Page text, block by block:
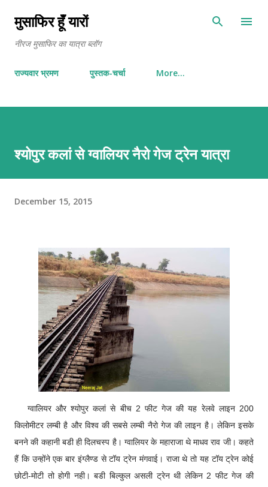
मुसाफिर हूँ यारों
नीरज मुसाफिर का यात्रा ब्लॉग
राज्यवार भ्रमण पुस्तक-चर्चा More…
श्योपुर कलां से ग्वालियर नैरो गेज ट्रेन यात्रा
December 15, 2015
ग्वालियर और श्योपुर कलां से बीच 2 फीट गेज की यह रेलवे लाइन 200
किलोमीटर लम्बी है और विश्व की सबसे लम्बी नैरो गेज की लाइन है। लेकिन इसके
बनने की कहानी बडी ही दिलचस्प है। ग्वालियर के महाराजा थे माधव राव जी। कहते
हैं कि उन्होंने एक बार इंग्लैण्ड से टॉय ट्रेन मंगवाई। राजा थे तो यह टॉय ट्रेन कोई
छोटी-मोटी तो होगी नही। बडी बिल्कुल असली ट्रेन थी लेकिन 2 फीट गेज की